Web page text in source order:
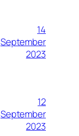
14
September
2023
12
September
2023